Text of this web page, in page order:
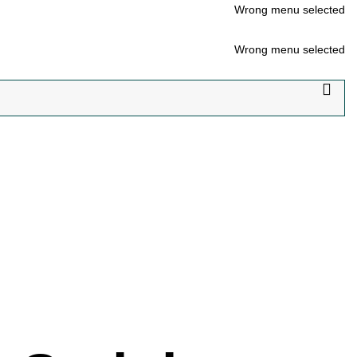
Wrong menu selected
Wrong menu selected